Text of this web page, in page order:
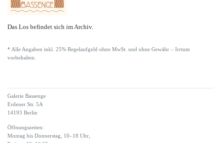
Das Los befindet sich im Archiv.
* Alle Angaben inkl. 25% Regelaufgeld ohne MwSt. und ohne Gewähr – Irrtum
vorbehalten.
Galerie Bassenge
Erdener Str. 5A
14193 Berlin
Öffnungszeiten:
Montag bis Donnerstag, 10–18 Uhr,